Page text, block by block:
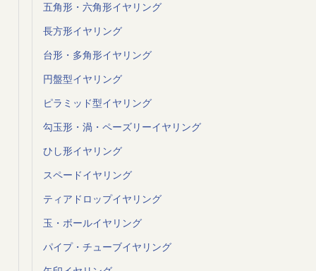
五角形・六角形イヤリング
長方形イヤリング
台形・多角形イヤリング
円盤型イヤリング
ピラミッド型イヤリング
勾玉形・渦・ペーズリーイヤリング
ひし形イヤリング
スペードイヤリング
ティアドロップイヤリング
玉・ボールイヤリング
パイプ・チューブイヤリング